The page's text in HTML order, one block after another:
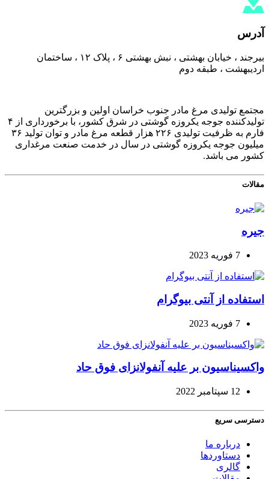
آدرس
بیرجند ، خیابان بهشتی ، نبش بهشتی ۶ ، پلاک ۱۲ ، ساختمان
اردیبهشت ، طبقه دوم
مجتمع تولیدی مرغ مادر جنوب خراسان اولین و بزرگترین
تولیدکننده جوجه یکروزه گوشتی در شرق کشور، با برخورداری از ۴
فارم به ظرفیت تولیدی ۲۲۶ هزار قطعه مرغ مادر و توان تولید ۳۶
میلیون جوجه یکروزه گوشتی در سال در خدمت صنعت مرغداری
کشور می باشد.
مقالات
جیره
7 فوریه 2023
استفاده از آنتی بیوگرام
7 فوریه 2023
واکسیناسیون بر علیه آنفولانزای فوق حاد
12 سپتامبر 2022
دسترسی سریع
درباره ما
دستاوردها
گالری